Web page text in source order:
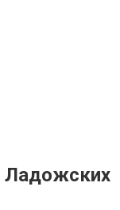
Ладожских